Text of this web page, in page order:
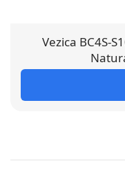
Vezica BC4S-